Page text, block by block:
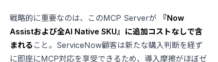
戦略的に重要なのは、このMCP Serverが
『Now
Assistおよび全AI Native SKU』に追加コストなしで含
まれる こと。ServiceNow顧客は新たな購入判断を経ず
に即座にMCP対応を享受できるため、導入摩擦がほぼゼ